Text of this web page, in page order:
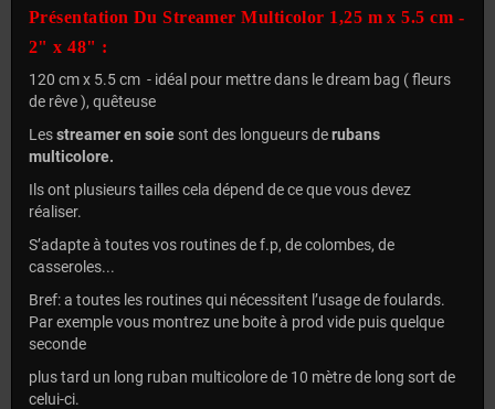
Présentation Du Streamer Multicolor 1,25 m x 5.5 cm -
2" x 48" :
120 cm x 5.5 cm - idéal pour mettre dans le dream bag ( fleurs
de rêve ), quêteuse
Lesstreamer en soie sont des longueurs derubans
multicolore.
Ils ont plusieurs tailles cela dépend de ce que vous devez
réaliser.
S’adapte à toutes vos routines de f.p, de colombes, de
casseroles...
Bref: a toutes les routines qui nécessitent l’usage de foulards.
Par exemple vous montrez une boite à prod vide puis quelque
seconde
plus tard un long ruban multicolore de 10 mètre de long sort de
celui-ci.